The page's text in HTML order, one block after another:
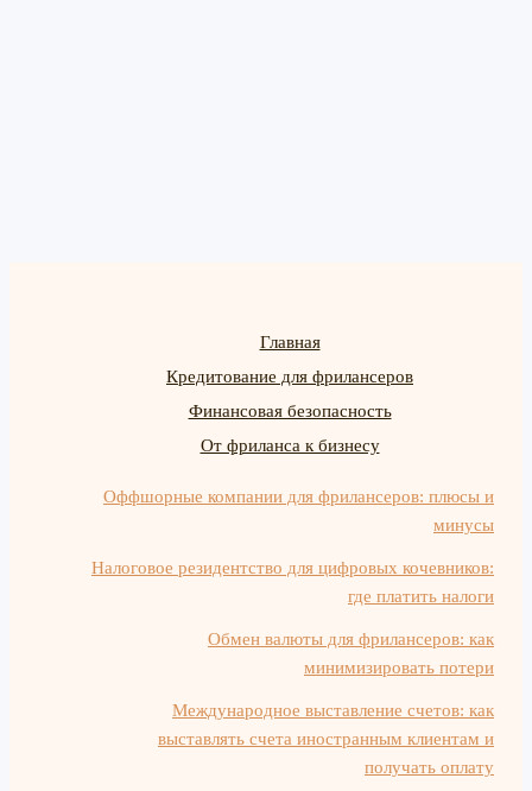
Главная
Кредитование для фрилансеров
Финансовая безопасность
От фриланса к бизнесу
Оффшорные компании для фрилансеров: плюсы и
минусы
Налоговое резидентство для цифровых кочевников:
где платить налоги
Обмен валюты для фрилансеров: как
минимизировать потери
Международное выставление счетов: как
выставлять счета иностранным клиентам и
получать оплату